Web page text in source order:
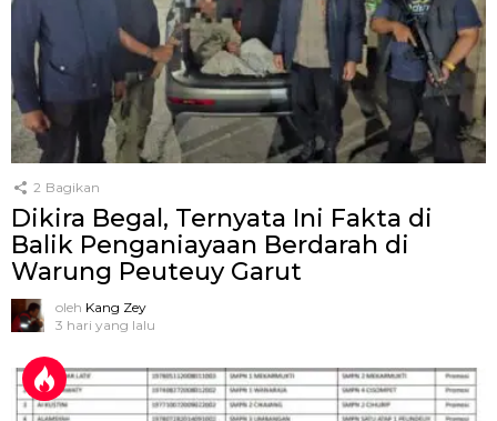
2 Bagikan
Dikira Begal, Ternyata Ini Fakta di
Balik Penganiayaan Berdarah di
Warung Peuteuy Garut
oleh Kang Zey
3 hari yang lalu